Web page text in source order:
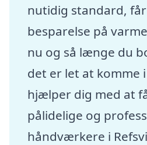
nutidig standard,
besparelse på
nu og så længe du
det er let at komme
hjælper dig med at
pålidelige og
håndværkere i